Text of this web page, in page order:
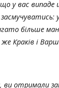
у вас випаде
більше
Краків і
ви отримали